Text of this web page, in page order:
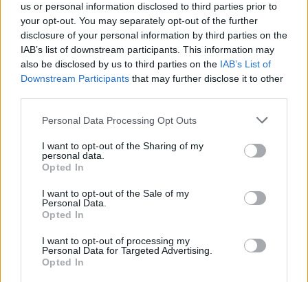
us or personal information disclosed to third parties prior to
your opt-out. You may separately opt-out of the further
disclosure of your personal information by third parties on the
IAB’s list of downstream participants. This information may
also be disclosed by us to third parties on the IAB’s List of
Downstream Participants that may further disclose it to other
Personal Data Processing Opt Outs
I want to opt-out of the Sharing of my
personal data.
Opted In
I want to opt-out of the Sale of my
Personal Data.
Opted In
I want to opt-out of processing my
Personal Data for Targeted Advertising.
Opted In
8/8/26
Egy hétvége, ahol nemzetközi mestertanároktól
tanulhatsz, inspirálódhatsz első kézből.
bővebben